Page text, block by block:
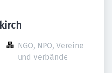
NGO, NPO, Vereine
und Verbände